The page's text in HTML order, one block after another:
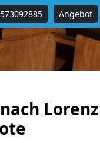
Angebot
Lorenz